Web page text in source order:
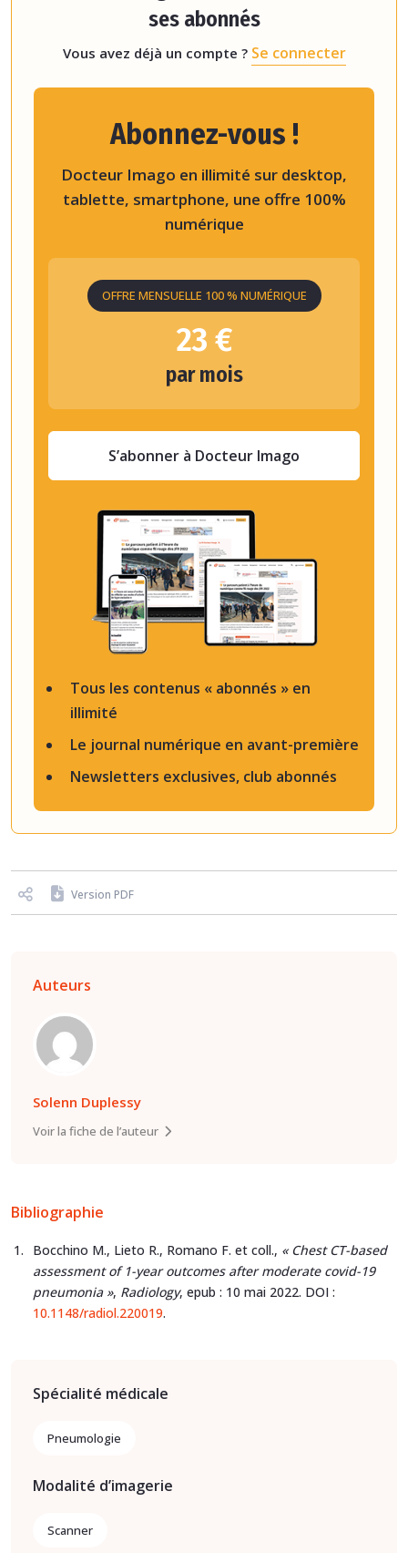
ses abonnés
Vous avez déjà un compte ? Se connecter
Tous les contenus « abonnés » en
illimité
Le journal numérique en avant-première
Newsletters exclusives, club abonnés
Abonnez-vous !
Docteur Imago en illimité sur desktop,
tablette, smartphone, une offre 100%
numérique
OFFRE MENSUELLE 100 % NUMÉRIQUE
23 €
par mois
S’abonner à Docteur Imago
Version PDF
Auteurs
Solenn Duplessy
Voir la fiche de l’auteur
Bibliographie
Bocchino M., Lieto R., Romano F. et coll., « Chest CT-based
assessment of 1-year outcomes after moderate covid-19
pneumonia », Radiology, epub : 10 mai 2022. DOI :
10.1148/radiol.220019.
Spécialité médicale
Pneumologie
Modalité d’imagerie
Scanner